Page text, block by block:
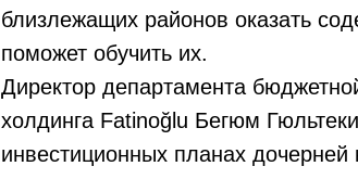
близлежащих районов оказать
поможет обучить их.
Директор департамента
холдинга Fatinoğlu Бегюм
инвестиционных планах